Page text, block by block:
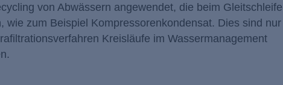
von Abwässern angewendet, die beim
wie zum Beispiel Kompressorenkondensat. Dies sind
Kreisläufe im Wassermanagement